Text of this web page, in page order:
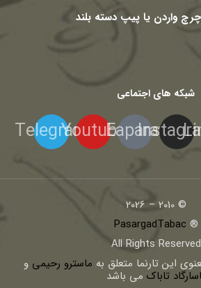
واردن یا پیپ دسته بلند
شبکه های اجتماعی
Eaparat
Youtube
Telegram
© 2010 – 2026
®
PasargadTabac
All Rights Reserved
اين تارنما متعلق به ماسترو رحیمی و
تاباک می باشد